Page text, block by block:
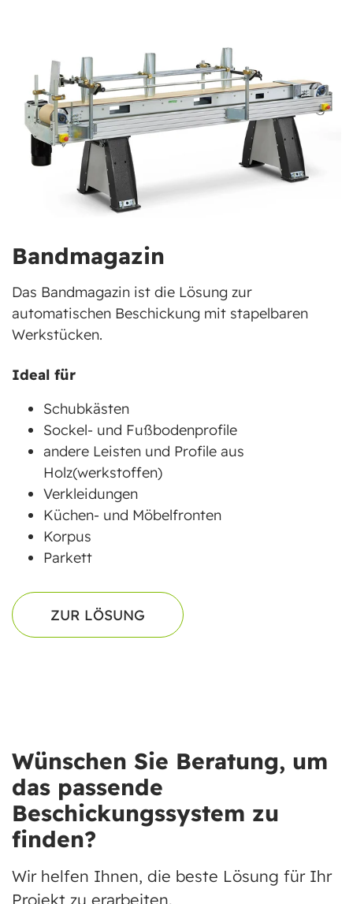
Bandmagazin
Das Bandmagazin ist die Lösung zur
automatischen Beschickung mit stapelbaren
Werkstücken.
Ideal für
Schubkästen
Sockel- und Fußbodenprofile
andere Leisten und Profile aus
Holz(werkstoffen)
Verkleidungen
Küchen- und Möbelfronten
Korpus
Parkett
ZUR LÖSUNG
Wünschen Sie Beratung, um
das passende
Beschickungssystem zu
finden?
Wir helfen Ihnen, die beste Lösung für Ihr
Projekt zu erarbeiten.